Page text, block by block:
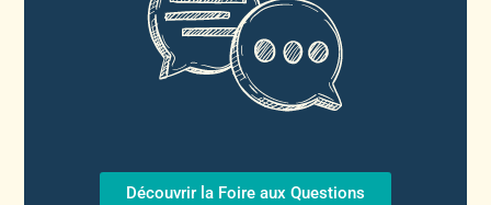
Découvrir la Foire aux Questions